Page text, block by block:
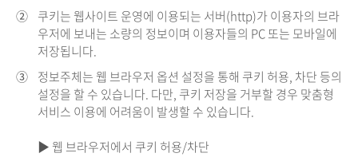
② 쿠키는 웹사이트 운영에 이용되는 서버(http)가 이용자의 브라
우저에 보내는 소량의 정보이며 이용자들의 PC 또는 모바일에
저장됩니다.
③ 정보주체는 웹 브라우저 옵션 설정을 통해 쿠키 허용, 차단 등의
설정을 할 수 있습니다. 다만, 쿠키 저장을 거부할 경우 맞춤형
서비스 이용에 어려움이 발생할 수 있습니다.
▶ 웹 브라우저에서 쿠키 허용/차단